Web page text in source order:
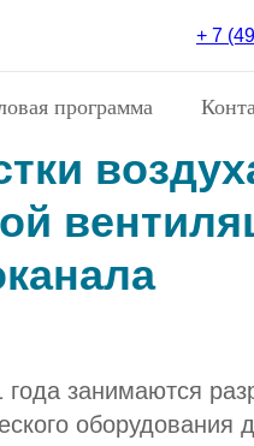
+ 7
программа
и
занимаются
оборудования